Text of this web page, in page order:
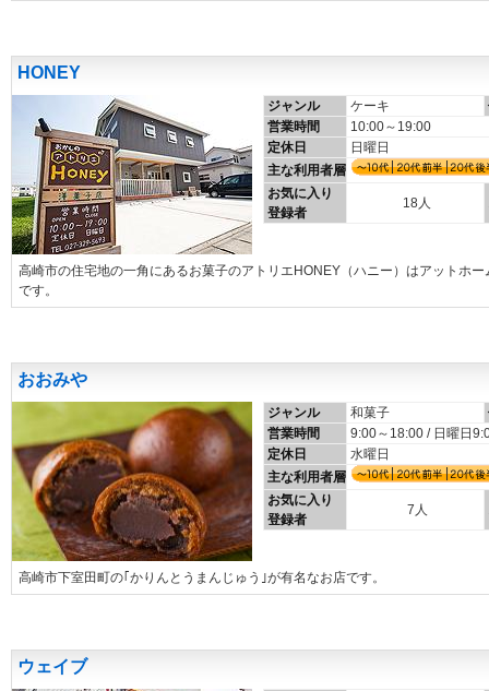
HONEY
ジャンル ケーキ
営業時間
10:00～19:00
定休日
日曜日
主な利用者層
お気に入り
登録者
18人
高崎市の住宅地の一角にあるお菓子のアトリエHONEY（ハニー）はアットホ
です。
おおみや
ジャンル 和菓子
営業時間
9:00～18:00 / 日曜日
定休日
水曜日
主な利用者層
お気に入り
登録者
7人
高崎市下室田町の｢かりんとうまんじゅう｣が有名なお店です。
ウェイブ